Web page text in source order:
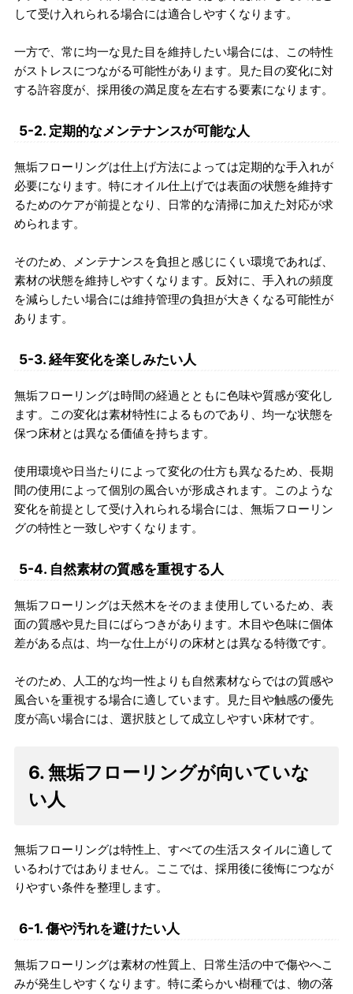
して受け入れられる場合には適合しやすくなります。
一方で、常に均一な見た目を維持したい場合には、この特性
がストレスにつながる可能性があります。見た目の変化に対
する許容度が、採用後の満足度を左右する要素になります。
5-2. 定期的なメンテナンスが可能な人
無垢フローリングは仕上げ方法によっては定期的な手入れが
必要になります。特にオイル仕上げでは表面の状態を維持す
るためのケアが前提となり、日常的な清掃に加えた対応が求
められます。
そのため、メンテナンスを負担と感じにくい環境であれば、
素材の状態を維持しやすくなります。反対に、手入れの頻度
を減らしたい場合には維持管理の負担が大きくなる可能性が
あります。
5-3. 経年変化を楽しみたい人
無垢フローリングは時間の経過とともに色味や質感が変化し
ます。この変化は素材特性によるものであり、均一な状態を
保つ床材とは異なる価値を持ちます。
使用環境や日当たりによって変化の仕方も異なるため、長期
間の使用によって個別の風合いが形成されます。このような
変化を前提として受け入れられる場合には、無垢フローリン
グの特性と一致しやすくなります。
5-4. 自然素材の質感を重視する人
無垢フローリングは天然木をそのまま使用しているため、表
面の質感や見た目にばらつきがあります。木目や色味に個体
差がある点は、均一な仕上がりの床材とは異なる特徴です。
そのため、人工的な均一性よりも自然素材ならではの質感や
風合いを重視する場合に適しています。見た目や触感の優先
度が高い場合には、選択肢として成立しやすい床材です。
6. 無垢フローリングが向いていな
い人
無垢フローリングは特性上、すべての生活スタイルに適して
いるわけではありません。ここでは、採用後に後悔につなが
りやすい条件を整理します。
6-1. 傷や汚れを避けたい人
無垢フローリングは素材の性質上、日常生活の中で傷やへこ
みが発生しやすくなります。特に柔らかい樹種では、物の落